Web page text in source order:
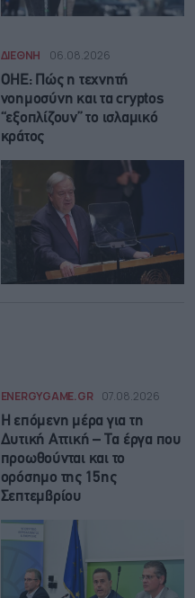
ΔΙΕΘΝΗ 06.08.2026
ΟΗΕ: Πώς η τεχνητή
νοημοσύνη και τα cryptos
“εξοπλίζουν” το ισλαμικό
κράτος
ENERGYGAME.GR 07.08.2026
Η επόμενη μέρα για τη
Δυτική Αττική – Τα έργα που
προωθούνται και το
ορόσημο της 15ης
Σεπτεμβρίου